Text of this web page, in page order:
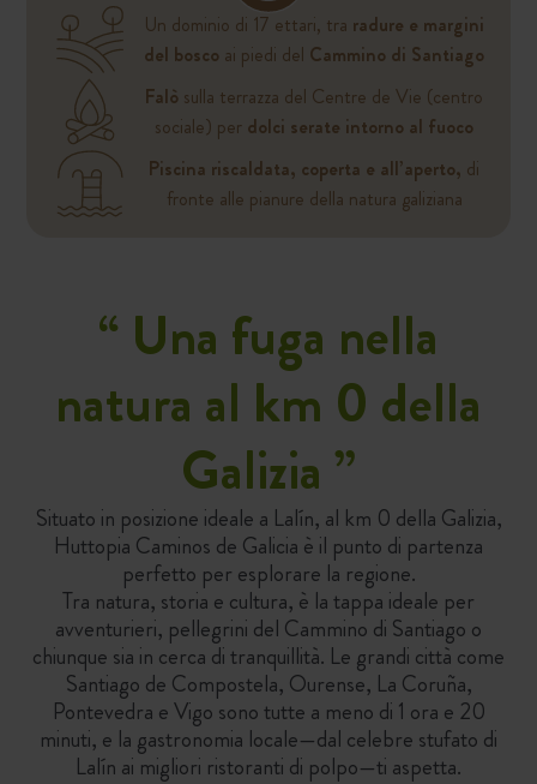
Un dominio di 17 ettari, tra radure e margini
del bosco ai piedi del Cammino di Santiago
Falò sulla terrazza del Centre de Vie (centro
sociale) per dolci serate intorno al fuoco
Piscina riscaldata, coperta e all’aperto, di
fronte alle pianure della natura galiziana
“ Una fuga nella
natura al km 0 della
Galizia ”
Situato in posizione ideale a Lalín, al km 0 della Galizia,
Huttopia Caminos de Galicia è il punto di partenza
perfetto per esplorare la regione.
Tra natura, storia e cultura, è la tappa ideale per
avventurieri, pellegrini del Cammino di Santiago o
chiunque sia in cerca di tranquillità. Le grandi città come
Santiago de Compostela, Ourense, La Coruña,
Pontevedra e Vigo sono tutte a meno di 1 ora e 20
minuti, e la gastronomia locale—dal celebre stufato di
Lalín ai migliori ristoranti di polpo—ti aspetta.